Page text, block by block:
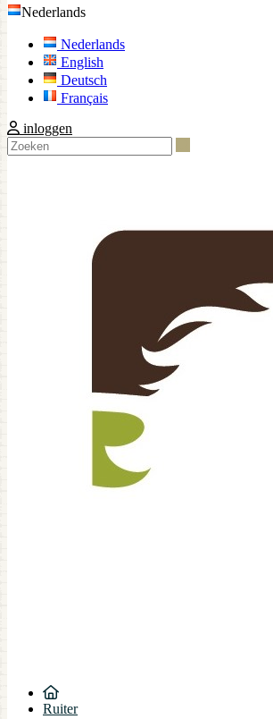
Nederlands
Nederlands
English
Deutsch
Français
inloggen
Ruiter